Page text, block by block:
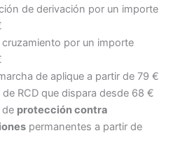
de derivación por un importe
por un importe
de aplique a partir de 79 €
RCD que dispara desde 68 €
de protección contra
permanentes a partir de